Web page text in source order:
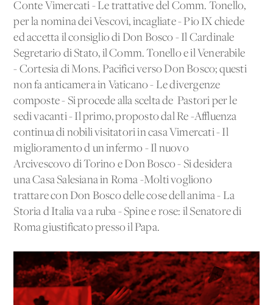
Conte Vimercati - Le trattative del Comm. Tonello,
per la nomina dei Vescovi, incagliate - Pio IX chiede
ed accetta il consiglio di Don Bosco - Il Cardinale
Segretario di Stato, il Comm. Tonello e il Venerabile
- Cortesia di Mons. Pacifici verso Don Bosco; questi
non fa anticamera in Vaticano - Le divergenze
composte - Si procede alla scelta de' Pastori per le
sedi vacanti - Il primo, proposto dal Re -Affluenza
continua di nobili visitatori in casa Vimercati - Il
miglioramento d'un infermo - Il nuovo
Arcivescovo di Torino e Don Bosco - Si desidera
una Casa Salesiana in Roma -Molti vogliono
trattare con Don Bosco delle cose dell'anima - La
Storia d'Italia va a ruba - Spine e rose: il Senatore di
Roma giustificato presso il Papa.